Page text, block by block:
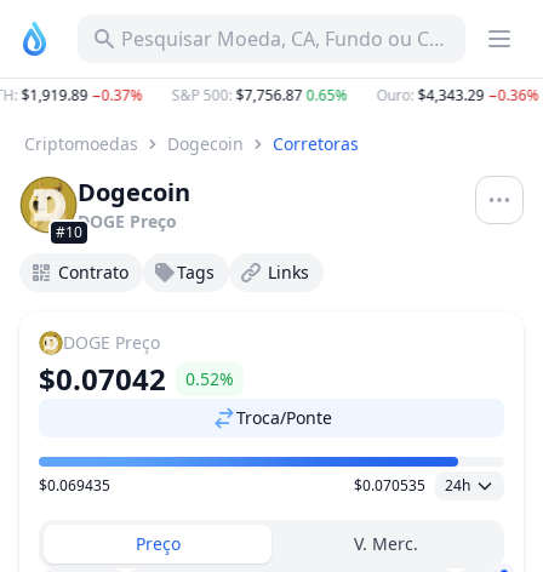
Pesquisar Moeda, CA, Fundo ou Categoria
:$1,919.89−0.37% S&P 500:$7,756.870.65% Ouro:$4,343.29−0.36%
Criptomoedas Dogecoin Corretoras
#10
Dogecoin
DOGE Preço
Contrato Tags Links
DOGE Preço
$0.07042
0.52%
Troca/Ponte
Faixa de preço
$0.069435 $0.070535 24h
Preço V. Merc.